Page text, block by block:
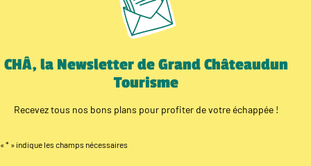
CHÂ, la Newsletter de Grand Châteaudun
Tourisme
Recevez tous nos bons plans pour profiter de votre échappée !
« * » indique les champs nécessaires